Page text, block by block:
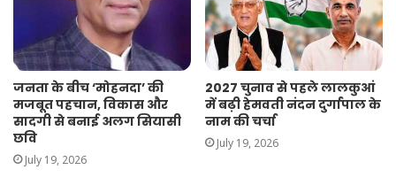
जनता के बीच ‘मोहनदा’ की
मजबूत पहचान, विकास और
सादगी से बनाई अलग सियासी
छवि
July 19, 2026
2027 चुनाव से पहले लालकुआं
में बढ़ी हेमवती नंदन दुर्गापाल के
नाम की चर्चा
July 19, 2026